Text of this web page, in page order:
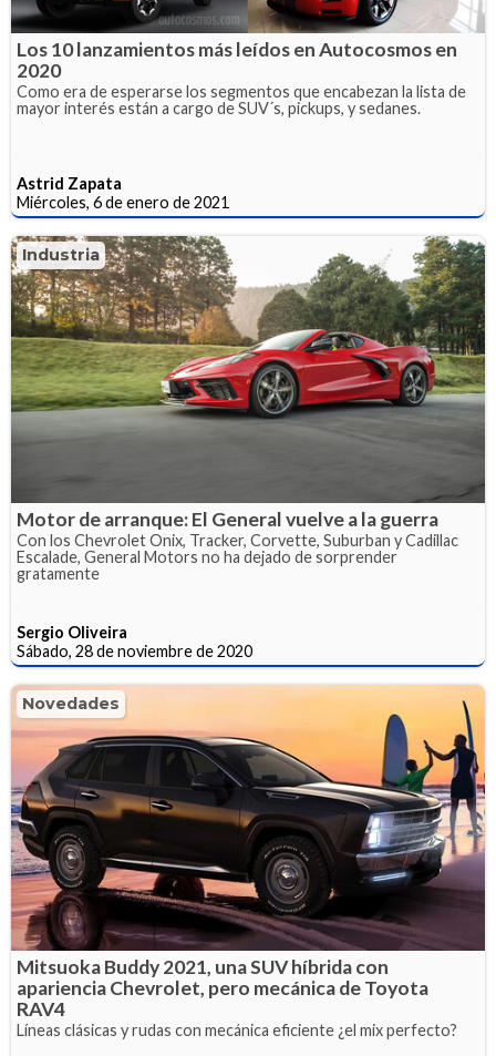
Los 10 lanzamientos más leídos en Autocosmos en
2020
Como era de esperarse los segmentos que encabezan la lista de
mayor interés están a cargo de SUV´s, pickups, y sedanes.
Astrid Zapata
Miércoles, 6 de enero de 2021
Industria
Motor de arranque: El General vuelve a la guerra
Con los Chevrolet Onix, Tracker, Corvette, Suburban y Cadillac
Escalade, General Motors no ha dejado de sorprender
gratamente
Sergio Oliveira
Sábado, 28 de noviembre de 2020
Novedades
Mitsuoka Buddy 2021, una SUV híbrida con
apariencia Chevrolet, pero mecánica de Toyota
RAV4
Líneas clásicas y rudas con mecánica eficiente ¿el mix perfecto?